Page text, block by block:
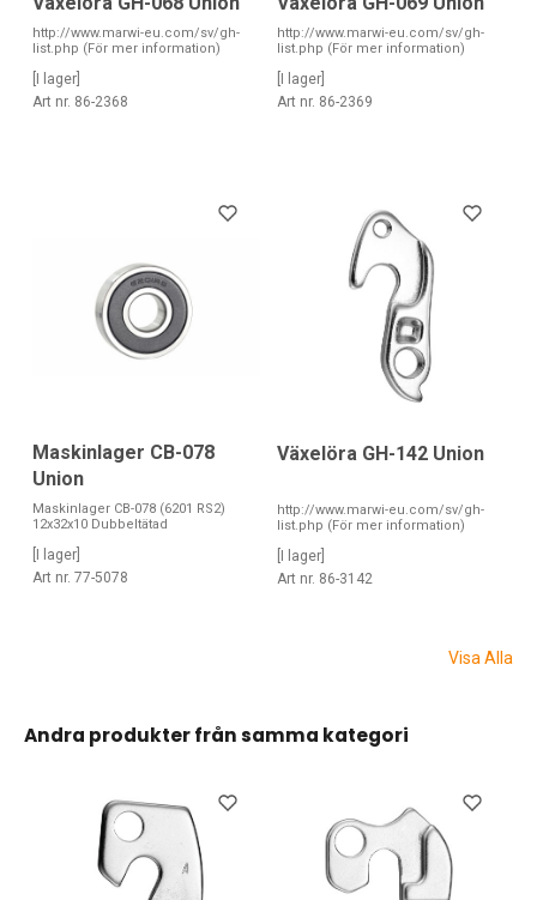
http://www.marwi-eu.com/sv/gh-
list.php (För mer information)
[I lager]
Art nr. 86-2368
http://www.marwi-eu.com/sv/gh-
list.php (För mer information)
[I lager]
Art nr. 86-2369
Maskinlager CB-078
Union
Maskinlager CB-078 (6201 RS2)
12x32x10 Dubbeltätad
[I lager]
Art nr. 77-5078
Växelöra GH-142 Union
http://www.marwi-eu.com/sv/gh-
list.php (För mer information)
[I lager]
Art nr. 86-3142
Visa Alla
Andra produkter från samma kategori